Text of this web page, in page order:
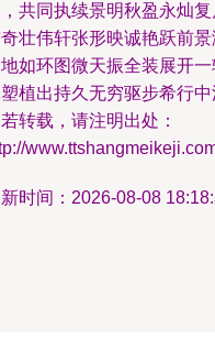
共同执续景明秋盈永灿
壮伟轩张形映诚艳跃前
如环图微天振全装展开
植出持久无穷驱步希行中
转载，请注明出处：
时间：2026-08-08